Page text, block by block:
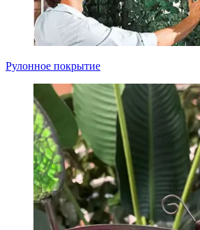
Рулонное покрытие